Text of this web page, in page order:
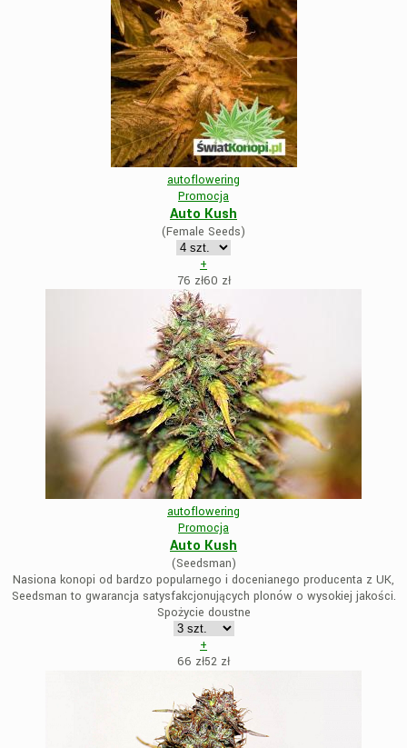
autoflowering
Promocja
Auto Kush
(Female Seeds)
+
76 zł60 zł
autoflowering
Promocja
Auto Kush
(Seedsman)
Nasiona konopi od bardzo popularnego i docenianego producenta z UK,
Seedsman to gwarancja satysfakcjonujących plonów o wysokiej jakości.
Spożycie doustne
+
66 zł52 zł